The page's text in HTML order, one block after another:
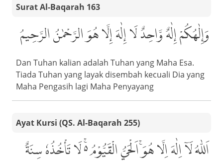
Surat Al-Baqarah 163
وَإِلٰهُكُمْ إِلٰهٌ وَّاحِدٌ لَا إِلٰهَ إِلَّا هُوَ الرَّحْمٰنُ الرَّحِيمُ
Dan Tuhan kalian adalah Tuhan yang Maha Esa.
Tiada Tuhan yang layak disembah kecuali Dia yang
Maha Pengasih lagi Maha Penyayang
Ayat Kursi (QS. Al-Baqarah 255)
اَللّٰهُ لَآ اِلٰهَ اِلَّا هُوَۚ اَلْحَيُّ الْقَيُّوْمُ ەۚ لَا تَأْخُذُهٗ سِنَةٌ